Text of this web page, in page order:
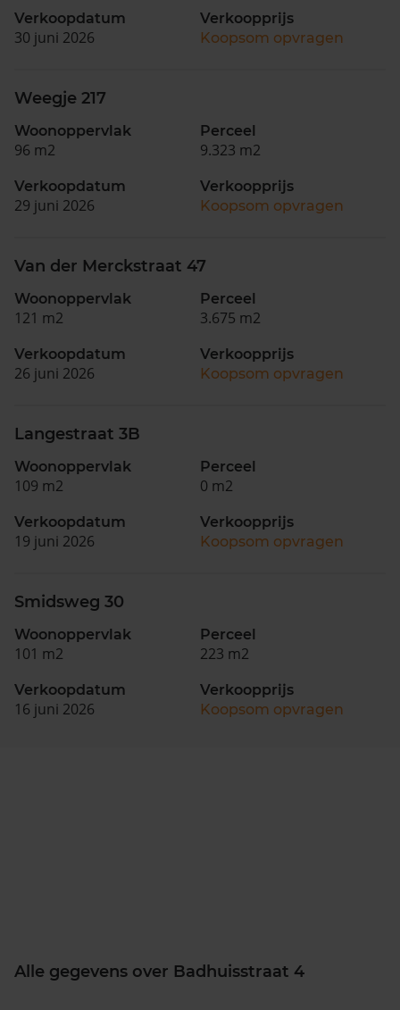
Verkoopdatum
30 juni 2026
Verkoopprijs
Koopsom opvragen
Weegje 217
Woonoppervlak
96 m2
Perceel
9.323 m2
Verkoopdatum
29 juni 2026
Verkoopprijs
Koopsom opvragen
Van der Merckstraat 47
Woonoppervlak
121 m2
Perceel
3.675 m2
Verkoopdatum
26 juni 2026
Verkoopprijs
Koopsom opvragen
Langestraat 3B
Woonoppervlak
109 m2
Perceel
0 m2
Verkoopdatum
19 juni 2026
Verkoopprijs
Koopsom opvragen
Smidsweg 30
Woonoppervlak
101 m2
Perceel
223 m2
Verkoopdatum
16 juni 2026
Verkoopprijs
Koopsom opvragen
Alle gegevens over Badhuisstraat 4